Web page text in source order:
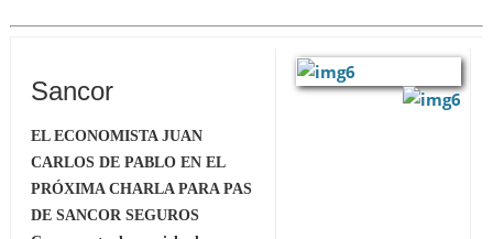
Sancor
EL ECONOMISTA JUAN
CARLOS DE PABLO EN EL
PRÓXIMA CHARLA PARA PAS
DE SANCOR SEGUROS